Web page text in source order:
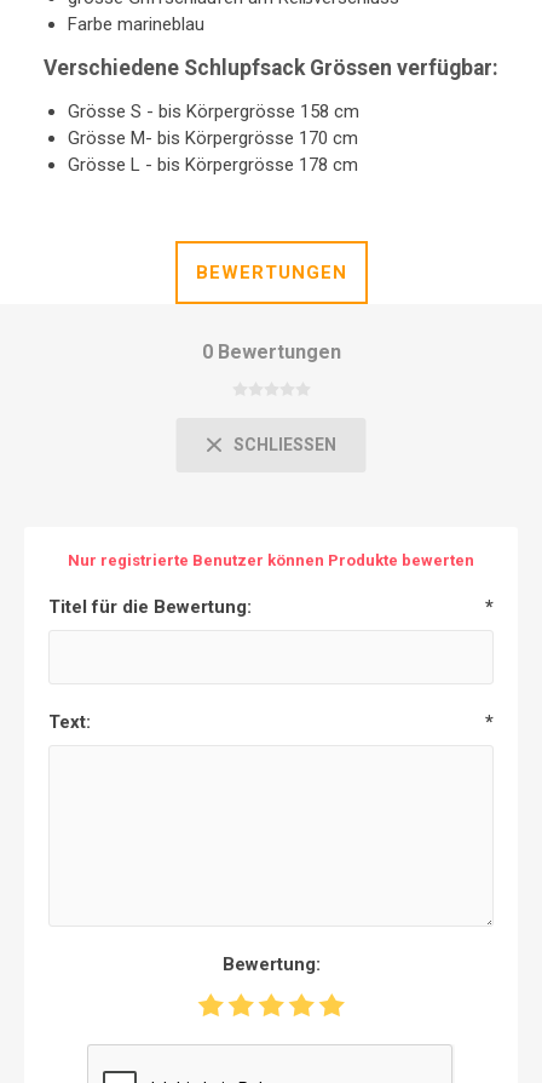
Farbe marineblau
Verschiedene Schlupfsack Grössen verfügbar:
Grösse S - bis Körpergrösse 158 cm
Grösse M- bis Körpergrösse 170 cm
Grösse L - bis Körpergrösse 178 cm
BEWERTUNGEN
0 Bewertungen
SCHLIESSEN
Nur registrierte Benutzer können Produkte bewerten
Titel für die Bewertung: *
Text: *
Bewertung: